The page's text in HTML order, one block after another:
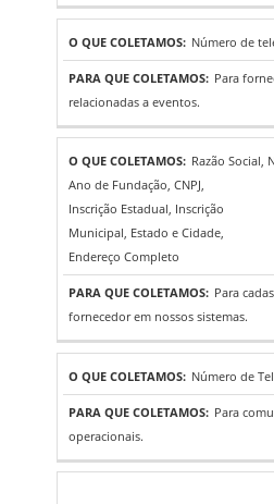
Número de
Para
relacionadas a eventos.
Razão Social,
Ano de Fundação, CNPJ,
Inscrição Estadual, Inscrição
Municipal, Estado e Cidade,
Endereço Completo
Para
fornecedor em nossos sistemas.
Número de
Para
operacionais.